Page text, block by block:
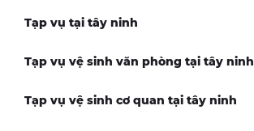
Tạp vụ tại tây ninh
Tạp vụ vệ sinh văn phòng tại tây ninh
Tạp vụ vệ sinh cơ quan tại tây ninh